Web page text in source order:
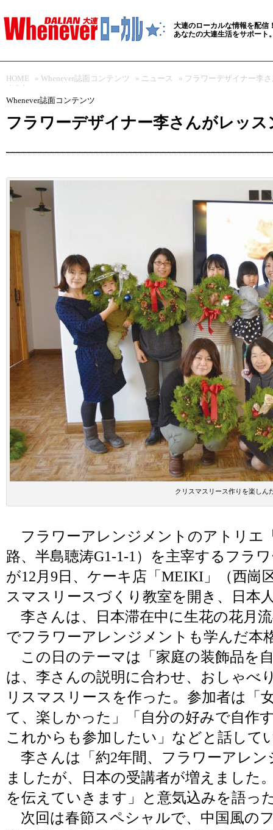
大連のローカルな情報を配信
あなたの大連生活をサポート
HOME » Whenever誌面コンテンツ » ニュース
» フラワーデザイナー李
Whenever誌面コンテンツ
フラワーデザイナー李さんがレッ
クリスマスリース作りを楽しん
フラワーアレンジメントのアトリエ
路、半島聴涛G1-1-1）を主宰するフラ
が12月9日、ケーキ店「MEIKI」（西崗
スマスリースづくり教室を開き、日本
李さんは、日本滞在中に生花の花月
でフラワーアレンジメントも学んだ本
この日のテーマは「家庭の装飾品を
は、李さんの説明に合わせ、おしゃべ
リスマスリースを作った。参加者は「
て、楽しかった」「自分の好みで自作
これからも参加したい」などと話して
李さんは「約2年間、フラワーアレ
ましたが、日本の受講者が増えました
を伝えていきます」と意気込みを語っ
次回は春節スペシャルで、中国風の